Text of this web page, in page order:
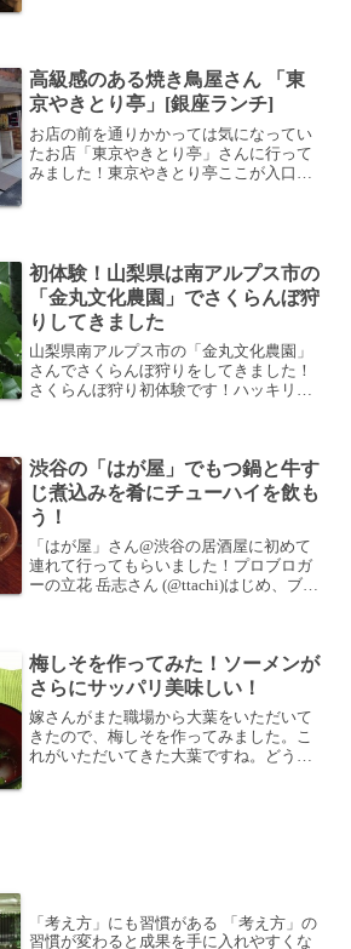
い、びっしり書き込みが...
高級感のある焼き鳥屋さん 「東
京やきとり亭」[銀座ランチ]
お店の前を通りかかっては気になってい
たお店「東京やきとり亭」さんに行って
みました！東京やきとり亭ここが入口で
初体験！山梨県は南アルプス市の
「金丸文化農園」でさくらんぼ狩
りしてきました
山梨県南アルプス市の「金丸文化農園」
さんでさくらんぼ狩りをしてきました！
さくらんぼ狩り初体験です！ハッキリ言
は、冬にブロガーズス...
渋谷の「はが屋」でもつ鍋と牛す
じ煮込みを肴にチューハイを飲も
う！
「はが屋」さん@渋谷の居酒屋に初めて
連れて行ってもらいました！プロブロガ
ーの立花 岳志さん (@ttachi)はじめ、ブロ
に...
梅しそを作ってみた！ソーメンが
さらにサッパリ美味しい！
嫁さんがまた職場から大葉をいただいて
きたので、梅しそを作ってみました。こ
れがいただいてきた大葉ですね。どうも
「考え方」にも習慣がある 「考え方」の
習慣が変わると成果を手に入れやすくな